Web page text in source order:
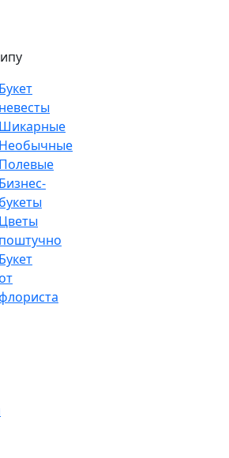
Букет
невесты
Шикарные
Необычные
Полевые
Бизнес-
букеты
Цветы
поштучно
Букет